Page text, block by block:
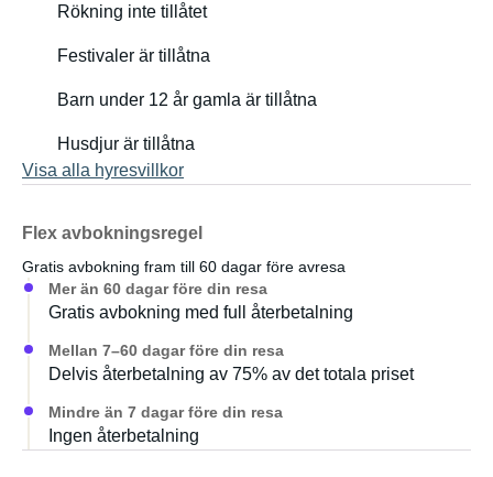
Rökning inte tillåtet
Festivaler är tillåtna
Barn under 12 år gamla är tillåtna
Husdjur är tillåtna
Visa alla hyresvillkor
Flex avbokningsregel
Gratis avbokning fram till 60 dagar före avresa
Mer än 60 dagar före din resa
Gratis avbokning med full återbetalning
Mellan 7–60 dagar före din resa
Delvis återbetalning av 75% av det totala priset
Mindre än 7 dagar före din resa
Ingen återbetalning